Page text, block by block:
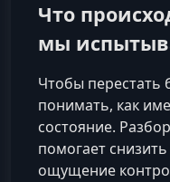
Что
мы
Чтобы перестать
понимать, как
состояние.
помогает
ощущение